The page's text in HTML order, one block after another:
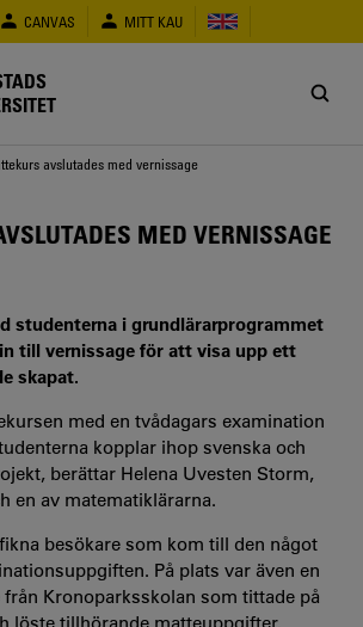
CANVAS MITT KAU
avslutades med vernissage
MED VERNISSAGE
studenterna i grundlärarprogrammet
till vernissage för att visa upp ett
skapat.
med en tvådagars examination
kopplar ihop svenska och
berättar Helena Uvesten Storm,
en av matematiklärarna.
besökare som kom till den något
På plats var även en
Kronoparksskolan som tittade på
löste tillhörande matteuppgifter.